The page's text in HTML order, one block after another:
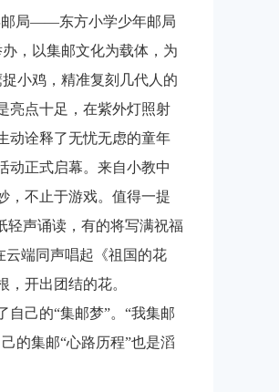
邮局——东方小学少年邮局
，以集邮文化为载体，为
小鸡，精准复刻几代人的
亮点十足，在紫外灯照射
动诠释了无忧无虑的童年
动正式启幕。来自小教中
，不止于游戏。值得一提
轻声诵读，有的将写满祝福
端同声唱起《祖国的花
开出团结的花。
己的“集邮梦”。“我集邮
的集邮“心路历程”也是滔